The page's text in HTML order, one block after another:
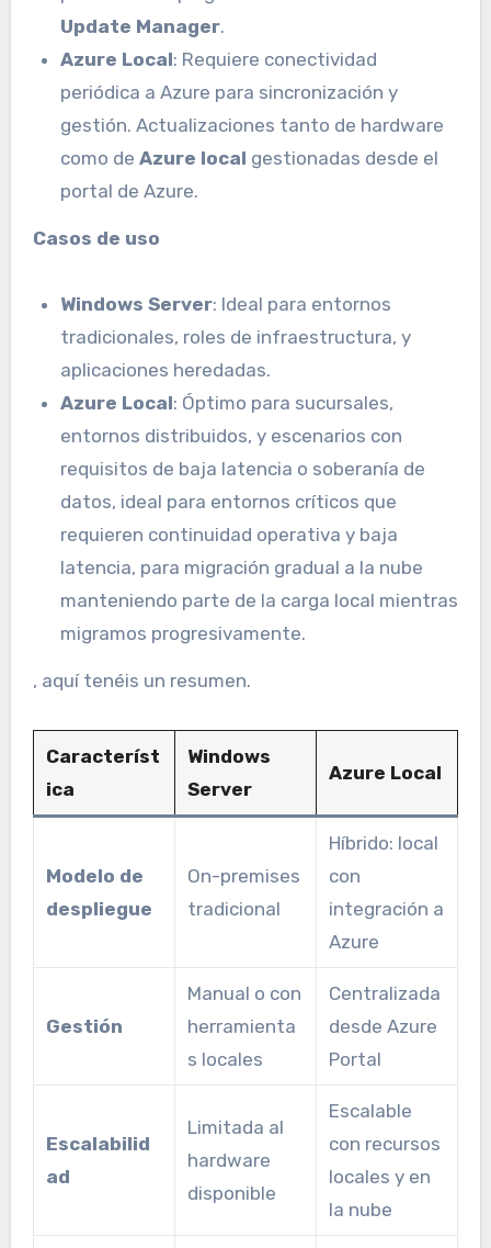
Update Manager.
Azure Local: Requiere conectividad
periódica a Azure para sincronización y
gestión. Actualizaciones tanto de hardware
como deAzure local gestionadas desde el
portal de Azure.
Casos de uso
Windows Server: Ideal para entornos
tradicionales, roles de infraestructura, y
aplicaciones heredadas.
Azure Local: Óptimo para sucursales,
entornos distribuidos, y escenarios con
requisitos de baja latencia o soberanía de
datos, ideal para entornos críticos que
requieren continuidad operativa y baja
latencia, para migración gradual a la nube
manteniendo parte de la carga local mientras
migramos progresivamente.
, aquí tenéis un resumen.
Característ
ica
Windows
Server
Azure Local
Modelo de
despliegue
On-premises
tradicional
Híbrido: local
con
integración a
Azure
Gestión
Manual o con
herramienta
s locales
Centralizada
desde Azure
Portal
Escalabilid
ad
Limitada al
hardware
disponible
Escalable
con recursos
locales y en
la nube